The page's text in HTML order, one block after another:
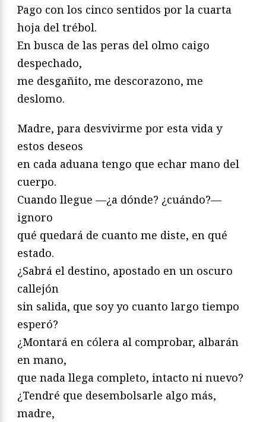
Pago con los cinco sentidos por la cuarta
hoja del trébol.
En busca de las peras del olmo caigo
despechado,
me desgañito, me descorazono, me
deslomo.
Madre, para desvivirme por esta vida y
estos deseos
en cada aduana tengo que echar mano del
cuerpo.
Cuando llegue —¿a dónde? ¿cuándo?—
ignoro
qué quedará de cuanto me diste, en qué
estado.
¿Sabrá el destino, apostado en un oscuro
callejón
sin salida, que soy yo cuanto largo tiempo
esperó?
¿Montará en cólera al comprobar, albarán
en mano,
que nada llega completo, intacto ni nuevo?
¿Tendré que desembolsarle algo más,
madre,